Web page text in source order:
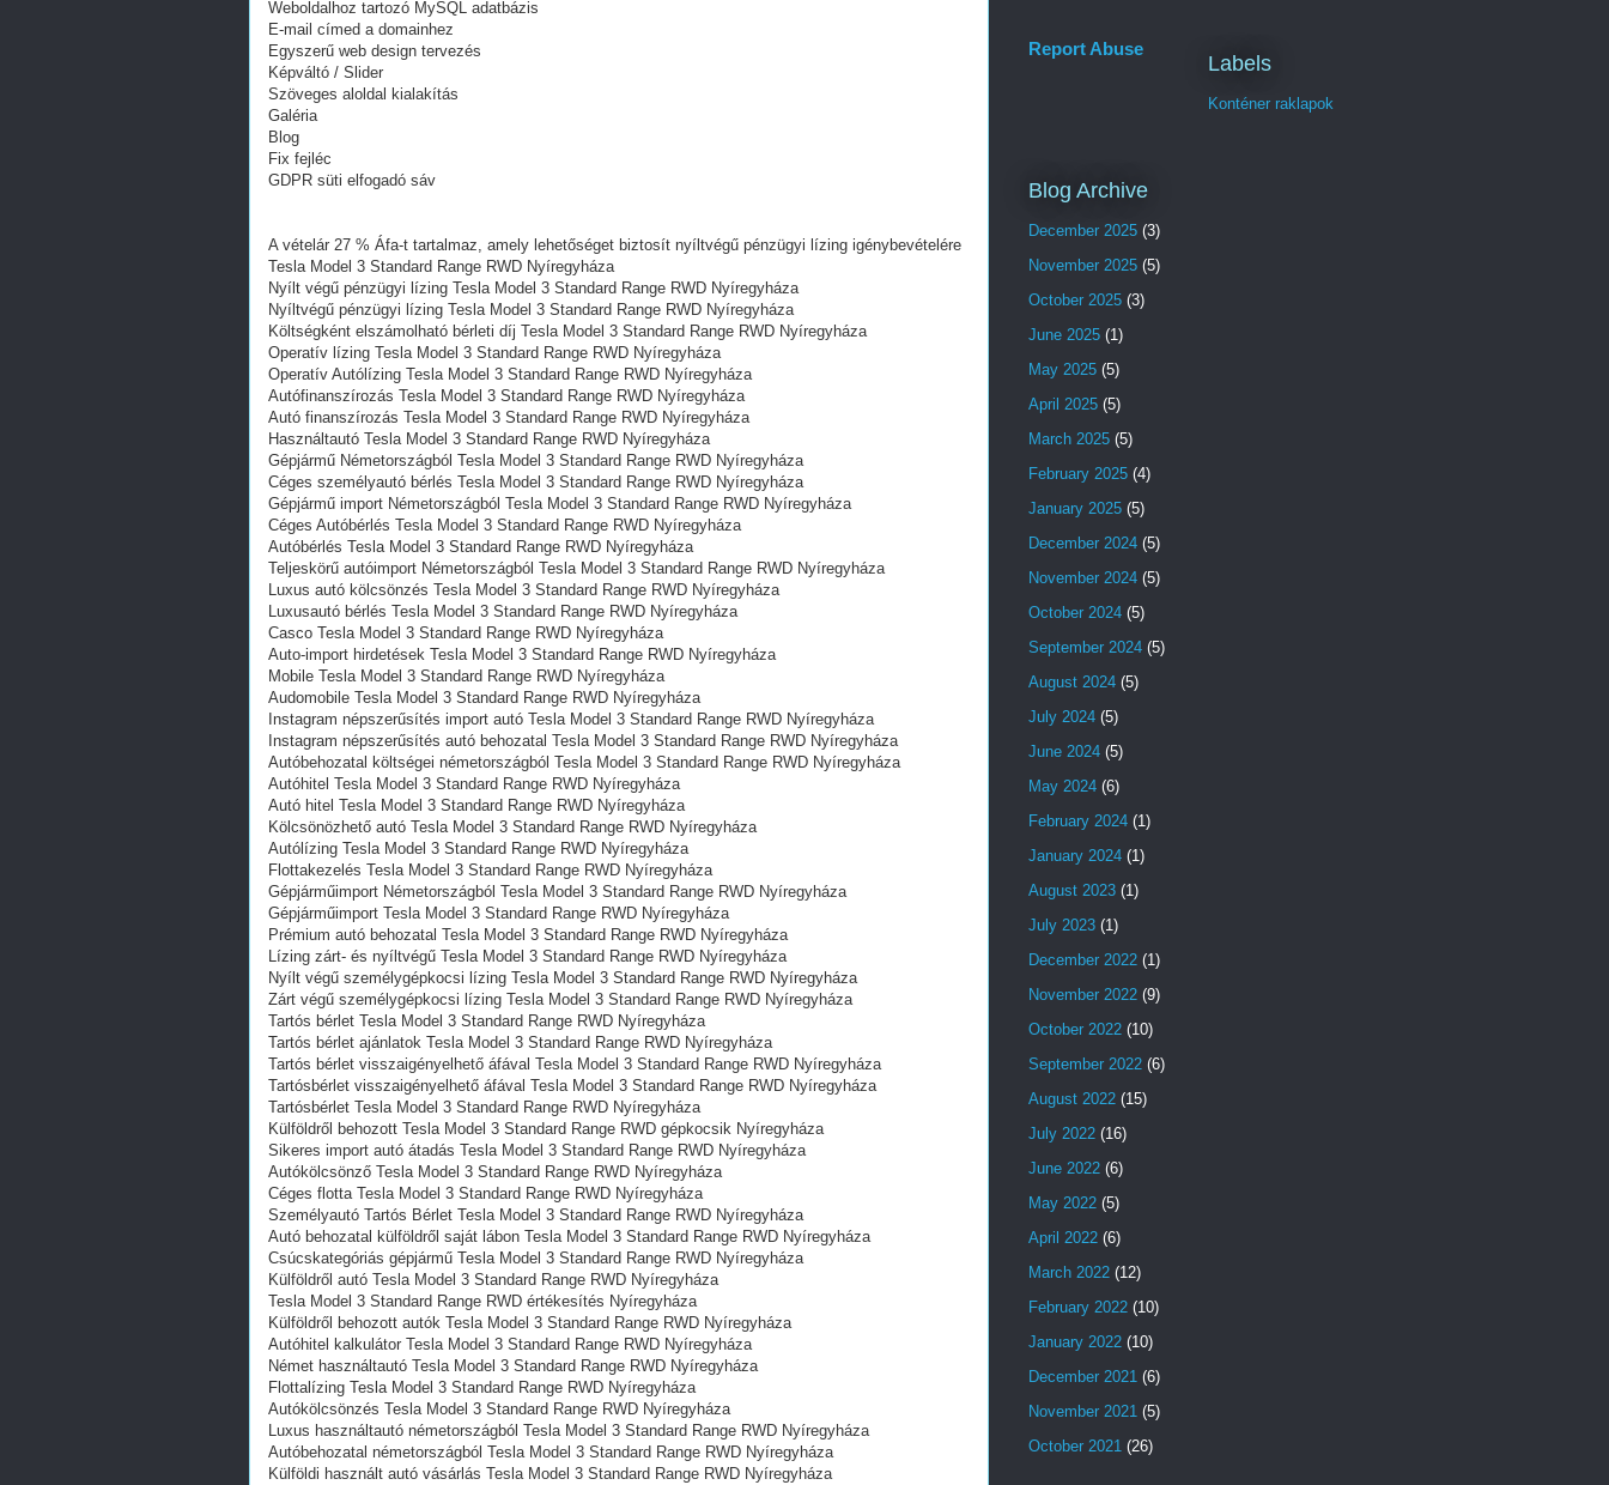
Weboldalhoz tartozó MySQL adatbázis
E-mail címed a domainhez
Egyszerű web design tervezés
Képváltó / Slider
Szöveges aloldal kialakítás
Galéria
Blog
Fix fejléc
GDPR süti elfogadó sáv
A vételár 27 % Áfa-t tartalmaz, amely lehetőséget biztosít nyíltvégű pénzügyi lízing igénybevételére
Tesla Model 3 Standard Range RWD Nyíregyháza
Nyílt végű pénzügyi lízing Tesla Model 3 Standard Range RWD Nyíregyháza
Nyíltvégű pénzügyi lízing Tesla Model 3 Standard Range RWD Nyíregyháza
Költségként elszámolható bérleti díj Tesla Model 3 Standard Range RWD Nyíregyháza
Operatív lízing Tesla Model 3 Standard Range RWD Nyíregyháza
Operatív Autólízing Tesla Model 3 Standard Range RWD Nyíregyháza
Autófinanszírozás Tesla Model 3 Standard Range RWD Nyíregyháza
Autó finanszírozás Tesla Model 3 Standard Range RWD Nyíregyháza
Használtautó Tesla Model 3 Standard Range RWD Nyíregyháza
Gépjármű Németországból Tesla Model 3 Standard Range RWD Nyíregyháza
Céges személyautó bérlés Tesla Model 3 Standard Range RWD Nyíregyháza
Gépjármű import Németországból Tesla Model 3 Standard Range RWD Nyíregyháza
Céges Autóbérlés Tesla Model 3 Standard Range RWD Nyíregyháza
Autóbérlés Tesla Model 3 Standard Range RWD Nyíregyháza
Teljeskörű autóimport Németországból Tesla Model 3 Standard Range RWD Nyíregyháza
Luxus autó kölcsönzés Tesla Model 3 Standard Range RWD Nyíregyháza
Luxusautó bérlés Tesla Model 3 Standard Range RWD Nyíregyháza
Casco Tesla Model 3 Standard Range RWD Nyíregyháza
Auto-import hirdetések Tesla Model 3 Standard Range RWD Nyíregyháza
Mobile Tesla Model 3 Standard Range RWD Nyíregyháza
Audomobile Tesla Model 3 Standard Range RWD Nyíregyháza
Instagram népszerűsítés import autó Tesla Model 3 Standard Range RWD Nyíregyháza
Instagram népszerűsítés autó behozatal Tesla Model 3 Standard Range RWD Nyíregyháza
Autóbehozatal költségei németországból Tesla Model 3 Standard Range RWD Nyíregyháza
Autóhitel Tesla Model 3 Standard Range RWD Nyíregyháza
Autó hitel Tesla Model 3 Standard Range RWD Nyíregyháza
Kölcsönözhető autó Tesla Model 3 Standard Range RWD Nyíregyháza
Autólízing Tesla Model 3 Standard Range RWD Nyíregyháza
Flottakezelés Tesla Model 3 Standard Range RWD Nyíregyháza
Gépjárműimport Németországból Tesla Model 3 Standard Range RWD Nyíregyháza
Gépjárműimport Tesla Model 3 Standard Range RWD Nyíregyháza
Prémium autó behozatal Tesla Model 3 Standard Range RWD Nyíregyháza
Lízing zárt- és nyíltvégű Tesla Model 3 Standard Range RWD Nyíregyháza
Nyílt végű személygépkocsi lízing Tesla Model 3 Standard Range RWD Nyíregyháza
Zárt végű személygépkocsi lízing Tesla Model 3 Standard Range RWD Nyíregyháza
Tartós bérlet Tesla Model 3 Standard Range RWD Nyíregyháza
Tartós bérlet ajánlatok Tesla Model 3 Standard Range RWD Nyíregyháza
Tartós bérlet visszaigényelhető áfával Tesla Model 3 Standard Range RWD Nyíregyháza
Tartósbérlet visszaigényelhető áfával Tesla Model 3 Standard Range RWD Nyíregyháza
Tartósbérlet Tesla Model 3 Standard Range RWD Nyíregyháza
Külföldről behozott Tesla Model 3 Standard Range RWD gépkocsik Nyíregyháza
Sikeres import autó átadás Tesla Model 3 Standard Range RWD Nyíregyháza
Autókölcsönző Tesla Model 3 Standard Range RWD Nyíregyháza
Céges flotta Tesla Model 3 Standard Range RWD Nyíregyháza
Személyautó Tartós Bérlet Tesla Model 3 Standard Range RWD Nyíregyháza
Autó behozatal külföldről saját lábon Tesla Model 3 Standard Range RWD Nyíregyháza
Csúcskategóriás gépjármű Tesla Model 3 Standard Range RWD Nyíregyháza
Külföldről autó Tesla Model 3 Standard Range RWD Nyíregyháza
Tesla Model 3 Standard Range RWD értékesítés Nyíregyháza
Külföldről behozott autók Tesla Model 3 Standard Range RWD Nyíregyháza
Autóhitel kalkulátor Tesla Model 3 Standard Range RWD Nyíregyháza
Német használtautó Tesla Model 3 Standard Range RWD Nyíregyháza
Flottalízing Tesla Model 3 Standard Range RWD Nyíregyháza
Autókölcsönzés Tesla Model 3 Standard Range RWD Nyíregyháza
Luxus használtautó németországból Tesla Model 3 Standard Range RWD Nyíregyháza
Autóbehozatal németországból Tesla Model 3 Standard Range RWD Nyíregyháza
Külföldi használt autó vásárlás Tesla Model 3 Standard Range RWD Nyíregyháza
Report Abuse
Labels
Konténer raklapok
Blog Archive
December 2025 (3)
November 2025 (5)
October 2025 (3)
June 2025 (1)
May 2025 (5)
April 2025 (5)
March 2025 (5)
February 2025 (4)
January 2025 (5)
December 2024 (5)
November 2024 (5)
October 2024 (5)
September 2024 (5)
August 2024 (5)
July 2024 (5)
June 2024 (5)
May 2024 (6)
February 2024 (1)
January 2024 (1)
August 2023 (1)
July 2023 (1)
December 2022 (1)
November 2022 (9)
October 2022 (10)
September 2022 (6)
August 2022 (15)
July 2022 (16)
June 2022 (6)
May 2022 (5)
April 2022 (6)
March 2022 (12)
February 2022 (10)
January 2022 (10)
December 2021 (6)
November 2021 (5)
October 2021 (26)